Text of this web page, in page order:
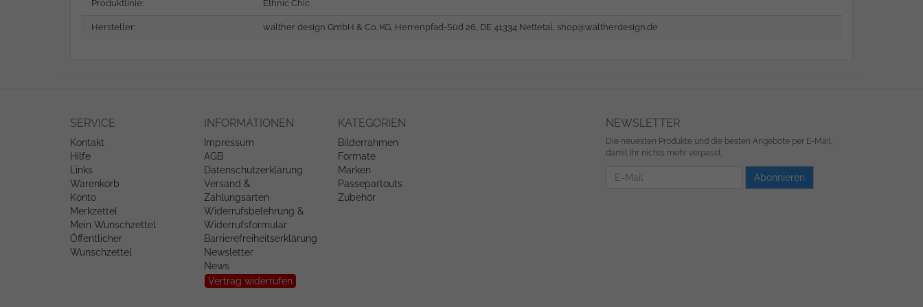
Produktlinie: Ethnic Chic
Hersteller: walther design GmbH & Co. KG, Herrenpfad-Süd 26, DE 41334 Nettetal, shop@waltherdesign.de
SERVICE
Kontakt
Hilfe
Links
Warenkorb
Konto
Merkzettel
Mein Wunschzettel
Öffentlicher
Wunschzettel
INFORMATIONEN
Impressum
AGB
Datenschutzerklärung
Versand &
Zahlungsarten
Widerrufsbelehrung &
Widerrufsformular
Barrierefreiheitserklärung
Newsletter
News
Vertrag widerrufen
KATEGORIEN
Bilderrahmen
Formate
Marken
Passepartouts
Zubehör
NEWSLETTER
Die neuesten Produkte und die besten Angebote per E-Mail,
damit Ihr nichts mehr verpasst.
Newsletter Abonnieren